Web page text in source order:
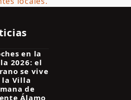
en la
2026: el
se vive
la Villa
de
Álamo